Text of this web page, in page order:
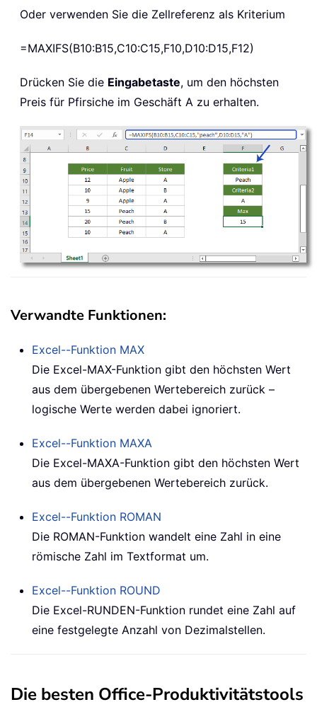
Oder verwenden Sie die Zellreferenz als Kriterium
=MAXIFS(B10:B15,C10:C15,F10,D10:D15,F12)
Drücken Sie die Eingabetaste, um den höchsten
Preis für Pfirsiche im Geschäft A zu erhalten.
Verwandte Funktionen:
Excel--Funktion MAX
Die Excel-MAX-Funktion gibt den höchsten Wert
aus dem übergebenen Wertebereich zurück –
logische Werte werden dabei ignoriert.
Excel--Funktion MAXA
Die Excel-MAXA-Funktion gibt den höchsten Wert
aus dem übergebenen Wertebereich zurück.
Excel--Funktion ROMAN
Die ROMAN-Funktion wandelt eine Zahl in eine
römische Zahl im Textformat um.
Excel--Funktion ROUND
Die Excel-RUNDEN-Funktion rundet eine Zahl auf
eine festgelegte Anzahl von Dezimalstellen.
Die besten Office-Produktivitätstools